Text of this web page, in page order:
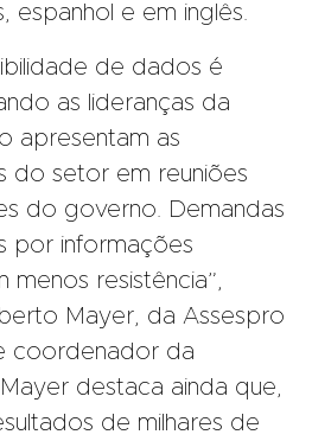
espanhol e em inglês.
de dados é
as lideranças da
apresentam as
do setor em reuniões
do governo. Demandas
por informações
menos resistência”,
Mayer, da Assespro
coordenador da
destaca ainda que,
de milhares de